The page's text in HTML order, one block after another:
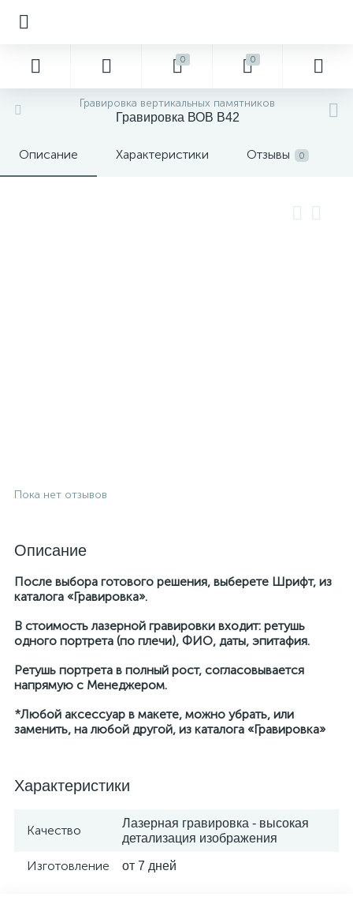
0 0
Гравировка вертикальных памятников
Гравировка ВОВ В42
Описание Характеристики Отзывы 0
Пока нет отзывов
Описание
После выбора готового решения, выберете Шрифт, из
каталога «Гравировка».
В стоимость лазерной гравировки входит: ретушь
одного портрета (по плечи), ФИО, даты, эпитафия.
Ретушь портрета в полный рост, согласовывается
напрямую с Менеджером.
*Любой аксессуар в макете, можно убрать, или
заменить, на любой другой, из каталога «Гравировка»
Характеристики
Качество
Лазерная гравировка - высокая
детализация изображения
Изготовление от 7 дней